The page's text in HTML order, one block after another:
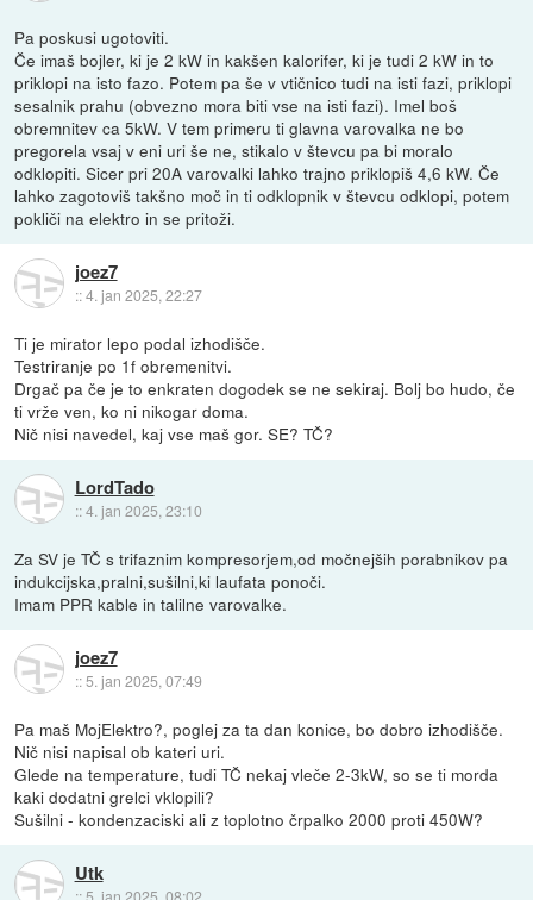
Pa poskusi ugotoviti.
Če imaš bojler, ki je 2 kW in kakšen kalorifer, ki je tudi 2 kW in to
priklopi na isto fazo. Potem pa še v vtičnico tudi na isti fazi, priklopi
sesalnik prahu (obvezno mora biti vse na isti fazi). Imel boš
obremnitev ca 5kW. V tem primeru ti glavna varovalka ne bo
pregorela vsaj v eni uri še ne, stikalo v števcu pa bi moralo
odklopiti. Sicer pri 20A varovalki lahko trajno priklopiš 4,6 kW. Če
lahko zagotoviš takšno moč in ti odklopnik v števcu odklopi, potem
pokliči na elektro in se pritoži.
joez7
::4. jan 2025, 22:27
Ti je mirator lepo podal izhodišče.
Testriranje po 1f obremenitvi.
Drgač pa če je to enkraten dogodek se ne sekiraj. Bolj bo hudo, če
ti vrže ven, ko ni nikogar doma.
Nič nisi navedel, kaj vse maš gor. SE? TČ?
LordTado
::4. jan 2025, 23:10
Za SV je TČ s trifaznim kompresorjem,od močnejših porabnikov pa
indukcijska,pralni,sušilni,ki laufata ponoči.
Imam PPR kable in talilne varovalke.
joez7
::5. jan 2025, 07:49
Pa maš MojElektro?, poglej za ta dan konice, bo dobro izhodišče.
Nič nisi napisal ob kateri uri.
Glede na temperature, tudi TČ nekaj vleče 2-3kW, so se ti morda
kaki dodatni grelci vklopili?
Sušilni - kondenzaciski ali z toplotno črpalko 2000 proti 450W?
Utk
:: 5. jan 2025, 08:02